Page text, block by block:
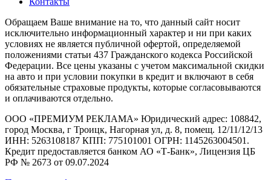
Обращаем Ваше внимание на то, что данный сайт носит
исключительно информационный характер и ни при каких
условиях не является публичной офертой, определяемой
положениями статьи 437 Гражданского кодекса Российской
Федерации. Все цены указаны с учетом максимальной скидки
на авто и при условии покупки в кредит и включают в себя
обязательные страховые продукты, которые согласовываются
и оплачиваются отдельно.
ООО «ПРЕМИУМ РЕКЛАМА» Юридический адрес: 108842,
город Москва, г Троицк, Нагорная ул, д. 8, помещ. 12/11/12/13
ИНН: 5263108187 КПП: 775101001 ОГРН: 1145263004501.
Кредит предоставляется банком АО «Т-Банк», Лицензия ЦБ
РФ № 2673 от 09.07.2024